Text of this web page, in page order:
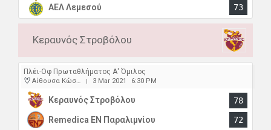
ΑΕΛ Λεμεσού
73
Κεραυνός Στροβόλου
Πλέι-Οφ Πρωταθλήματος Α' Όμιλος
Αίθουσα Κώστας Παπαέλληνας 3 Mar 2021 6:30 PM
Κεραυνός Στροβόλου
78
Remedica ΕΝ Παραλιμνίου
72